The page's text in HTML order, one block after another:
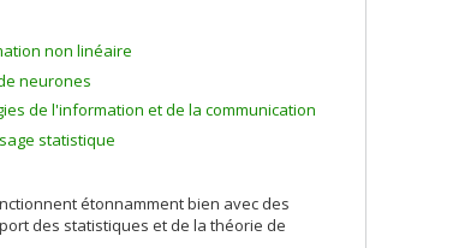
non linéaire
neurones
de l'information et de la communication
statistique
étonnamment bien avec des
des statistiques et de la théorie de